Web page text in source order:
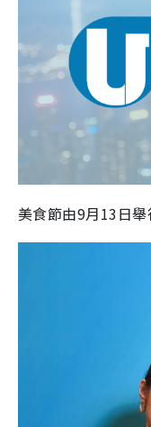
美食節由9月13日